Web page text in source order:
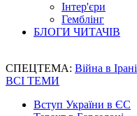
Інтер'єри
Гемблінг
БЛОГИ ЧИТАЧІВ
СПЕЦТЕМА: Війна в Ірані
ВСІ ТЕМИ
Вступ України в ЄС